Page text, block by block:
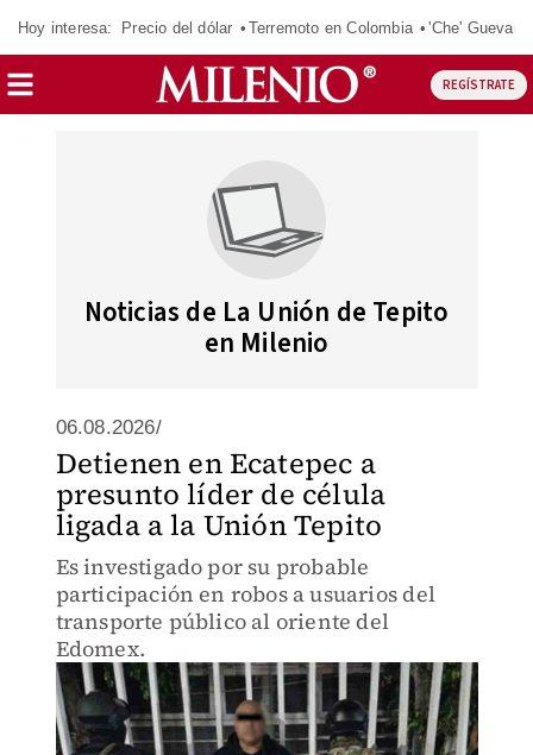
Hoy interesa: Precio del dólar Terremoto en Colombia 'Che' Guevara
REGÍSTRATE
Noticias de La Unión de Tepito
en Milenio
06.08.2026/
Detienen en Ecatepec a
presunto líder de célula
ligada a la Unión Tepito
Es investigado por su probable
participación en robos a usuarios del
transporte público al oriente del
Edomex.